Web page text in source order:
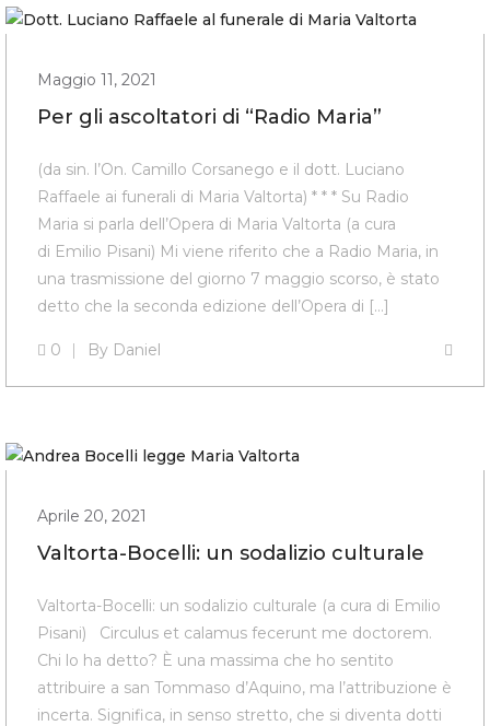
Maggio 11, 2021
Per gli ascoltatori di “Radio Maria”
(da sin. l’On. Camillo Corsanego e il dott. Luciano
Raffaele ai funerali di Maria Valtorta) * * * Su Radio
Maria si parla dell’Opera di Maria Valtorta (a cura
di Emilio Pisani) Mi viene riferito che a Radio Maria, in
una trasmissione del giorno 7 maggio scorso, è stato
detto che la seconda edizione dell’Opera di […]
0 By Daniel
Aprile 20, 2021
Valtorta-Bocelli: un sodalizio culturale
Valtorta-Bocelli: un sodalizio culturale (a cura di Emilio
Pisani) Circulus et calamus fecerunt me doctorem.
Chi lo ha detto? È una massima che ho sentito
attribuire a san Tommaso d’Aquino, ma l’attribuzione è
incerta. Significa, in senso stretto, che si diventa dotti